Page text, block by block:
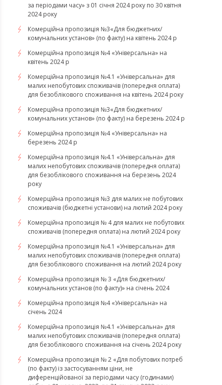
за періодами часу» з 01 січня 2024 року по 30 квітня
2024 року
Комерційна пропозиція №3«Для бюджетних/
комунальних установ» (по факту) на квітень 2024 р
Комерційна пропозиція №4 «Універсальна» на
квітень 2024 р
Комерційна пропозиція №4.1 «Універсальна» для
малих непобутових споживачів (попередня оплата)
для безоблікового споживання на квітень 2024 року
Комерційна пропозиція №3«Для бюджетних/
комунальних установ» (по факту) на березень 2024 р
Комерційна пропозиція №4 «Універсальна» на
березень 2024 р
Комерційна пропозиція №4.1 «Універсальна» для
малих непобутових споживачів (попередня оплата)
для безоблікового споживання на березень 2024
року
Комерційна пропозиція №3 для малих не побутових
споживачів (бюджетні установи) на лютий 2024 року
Комерційна пропозиція № 4 для малих не побутових
споживачів (попередня оплата) на лютий 2024 року
Комерційна пропозиція №4.1 «Універсальна» для
малих непобутових споживачів (попередня оплата)
для безоблікового споживання на лютий 2024 року
Комерційна пропозиція № 3 «Для бюджетних/
комунальних установ (по факту)» на січень 2024
Комерційна пропозиція №4 «Універсальна» на
січень 2024
Комерційна пропозиція №4.1 «Універсальна» для
малих непобутових споживачів (попередня оплата)
для безоблікового споживання на січень 2024 року
Комерційна пропозиція № 2 «Для побутових потреб
(по факту) із застосуванням ціни, не
диференційованої за періодами часу (годинами)